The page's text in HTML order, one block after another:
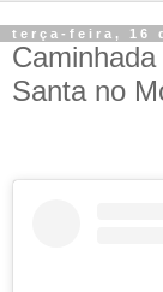
terça-feira, 16
Santa no